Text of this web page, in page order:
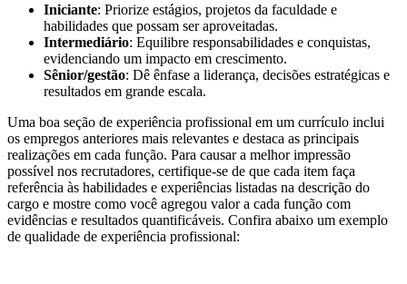
Iniciante: Priorize estágios, projetos da faculdade e
habilidades que possam ser aproveitadas.
Intermediário: Equilibre responsabilidades e conquistas,
evidenciando um impacto em crescimento.
Sênior/gestão: Dê ênfase a liderança, decisões estratégicas e
resultados em grande escala.
Uma boa seção de experiência profissional em um currículo inclui
os empregos anteriores mais relevantes e destaca as principais
realizações em cada função. Para causar a melhor impressão
possível nos recrutadores, certifique-se de que cada item faça
referência às habilidades e experiências listadas na descrição do
cargo e mostre como você agregou valor a cada função com
evidências e resultados quantificáveis. Confira abaixo um exemplo
de qualidade de experiência profissional: